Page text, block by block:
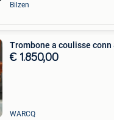
Bilzen
Trombone a coulisse conn
€ 1.850,00
WARCQ